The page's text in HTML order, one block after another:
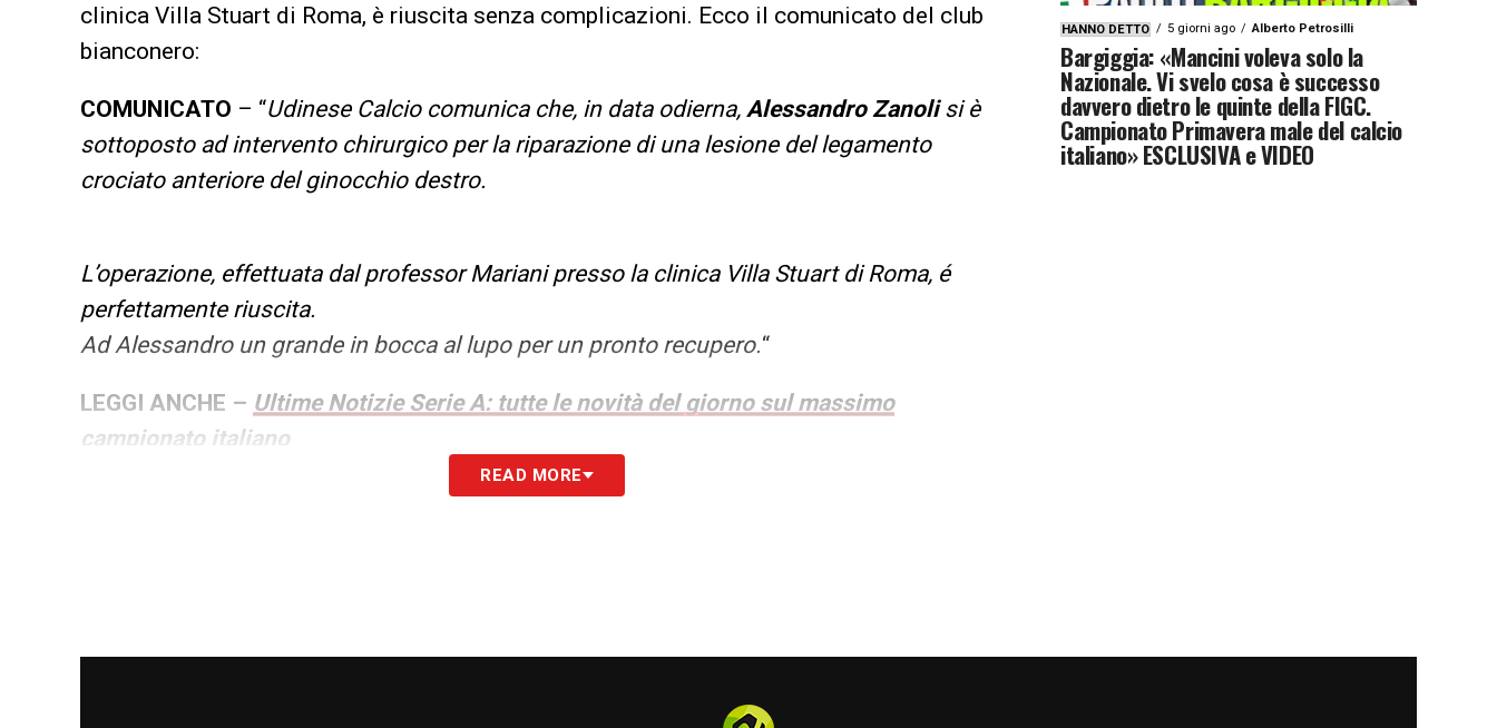
clinica Villa Stuart di Roma, è riuscita senza complicazioni. Ecco il comunicato del club
bianconero:
COMUNICATO – “Udinese Calcio comunica che, in data odierna, Alessandro Zanolisi è
sottoposto ad intervento chirurgico per la riparazione di una lesione del legamento
crociato anteriore del ginocchio destro.
L’operazione, effettuata dal professor Mariani presso la clinica Villa Stuart di Roma, é
perfettamente riuscita.
Ad Alessandro un grande in bocca al lupo per un pronto recupero.“
LEGGI ANCHE – Ultime Notizie Serie A: tutte le novità del giorno sul massimo
campionato italiano
READ MORE
HANNO DETTO 5 giorni ago Alberto Petrosilli
Bargiggia: «Mancini voleva solo la
Nazionale. Vi svelo cosa è successo
davvero dietro le quinte della FIGC.
Campionato Primavera male del calcio
italiano» ESCLUSIVA e VIDEO